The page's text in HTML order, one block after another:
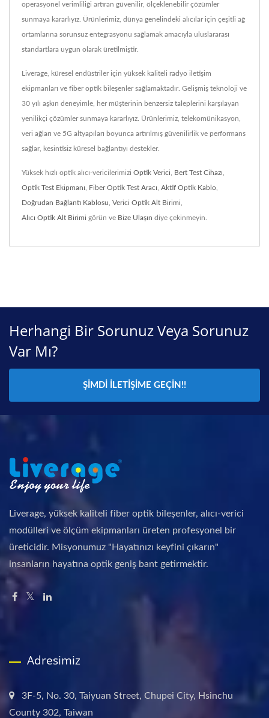
operasyonel verimliliği artıran güvenilir, ölçeklenebilir çözümler
sunmaya kararlıyız. Ürünlerimiz, dünya genelindeki alıcılar için çeşitli ağ
ortamlarına sorunsuz entegrasyonu sağlamak amacıyla uluslararası
standartlara uygun olarak üretilmiştir.
Liverage, küresel endüstriler için yüksek kaliteli radyo iletişim
ekipmanları ve fiber optik bileşenler sağlamaktadır. Gelişmiş teknoloji ve
30 yılı aşkın deneyimle, her müşterinin benzersiz taleplerini karşılayan
yenilikçi çözümler sunmaya kararlıyız. Ürünlerimiz, telekomünikasyon,
veri ağları ve 5G altyapıları boyunca artırılmış güvenilirlik ve performans
sağlar, kesintisiz küresel bağlantıyı destekler.
Yüksek hızlı optik alıcı-vericilerimizi Optik Verici Bert Test Cihazı
Optik Test Ekipmanı Fiber Optik Test Aracı Aktif Optik Kablo
Doğrudan Bağlantı Kablosu Verici Optik Alt Birimi
Alıcı Optik Alt Birimi görün ve Bize Ulaşın diye çekinmeyin.
Herhangi Bir Sorunuz Veya Sorunuz
Var Mı?
ŞIMDI İLETIŞIME GEÇIN!!
Liverage, yüksek kaliteli fiber optik bileşenler, alıcı-verici
modülleri ve ölçüm ekipmanları üreten profesyonel bir
üreticidir. Misyonumuz "Hayatınızı keyfini çıkarın"
insanların hayatına optik geniş bant getirmektir.
Adresimiz
3F-5, No. 30, Taiyuan Street, Chupei City, Hsinchu
County 302, Taiwan